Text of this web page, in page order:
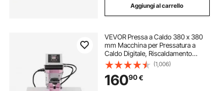
Aggiungi al carrello
VEVOR Pressa a Caldo 380 x 380
mm Macchina per Pressatura a
Caldo Digitale, Riscaldamento
Rapido Uniforme, Cotone Isolante a
2 Strati, Macchina per
Trasferimento Termico per
Magliette/Cuscini, Rosa
(1,006)
16090€